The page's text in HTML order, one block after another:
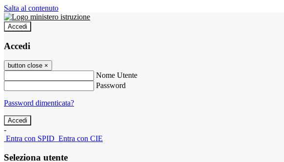
Salta al contenuto
Accedi
Accedi
button close ×
Nome Utente
Password
Password dimenticata?
-
Entra con SPID Entra con CIE
Seleziona utente